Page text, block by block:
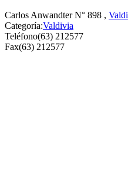
Carlos Anwandter N° 898 ,
Categoría:Valdivia
Teléfono(63) 212577
Fax(63) 212577